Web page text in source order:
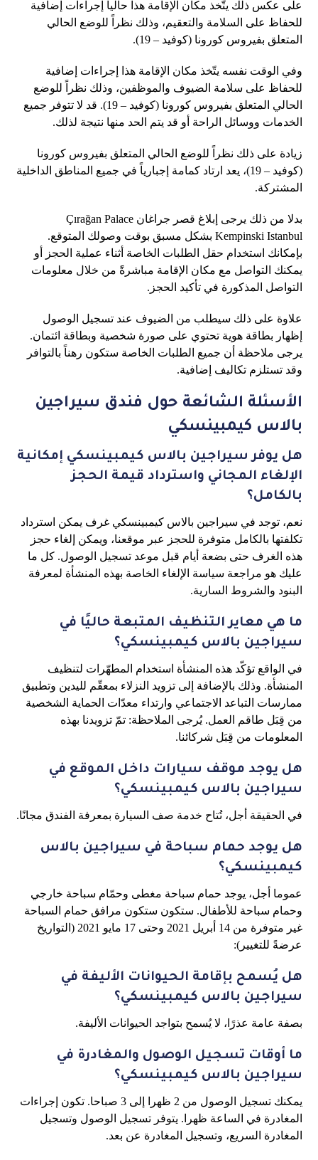
على عكس ذلك يتّخذ مكان الإقامة هذا حالياً إجراءات إضافية
للحفاظ على السلامة والتعقيم، وذلك نظراً للوضع الحالي
المتعلق بفيروس كورونا (كوفيد – 19).
وفي الوقت نفسه يتّخذ مكان الإقامة هذا إجراءات إضافية
للحفاظ على سلامة الضيوف والموظفين، وذلك نظراً للوضع
الحالي المتعلق بفيروس كورونا (كوفيد – 19). قد لا تتوفر جميع
الخدمات ووسائل الراحة أو قد يتم الحد منها نتيجة لذلك.
زيادة على ذلك نظراً للوضع الحالي المتعلق بفيروس كورونا
(كوفيد – 19)، يعد ارتاد كمامة إجبارياً في جميع المناطق الداخلية
المشتركة.
بدلا من ذلك يرجى إبلاغ قصر جراغان Çırağan Palace
Kempinski Istanbul بشكل مسبق بوقت وصولك المتوقع.
بإمكانك استخدام حقل الطلبات الخاصة أثناء عملية الحجز أو
يمكنك التواصل مع مكان الإقامة مباشرةًً من خلال معلومات
التواصل المذكورة في تأكيد الحجز.
علاوة على ذلك سيطلب من الضيوف عند تسجيل الوصول
إظهار بطاقة هوية تحتوي على صورة شخصية وبطاقة ائتمان.
يرجى ملاحظة أن جميع الطلبات الخاصة ستكون رهناً بالتوافر
وقد تستلزم تكاليف إضافية.
الأسئلة الشائعة حول فندق سيراجين
بالاس كيمبينسكي
هل يوفر سيراجين بالاس كيمبينسكي إمكانية
الإلغاء المجاني واسترداد قيمة الحجز
بالكامل؟
نعم، توجد في سيراجين بالاس كيمبينسكي غرف يمكن استرداد
تكلفتها بالكامل متوفرة للحجز عبر موقعنا، ويمكن إلغاء حجز
هذه الغرف حتى بضعة أيام قبل موعد تسجيل الوصول. كل ما
عليك هو مراجعة سياسة الإلغاء الخاصة بهذه المنشأة لمعرفة
البنود والشروط السارية.
ما هي معاير التنظيف المتبعة حاليًا في
سيراجين بالاس كيمبينسكي؟
في الواقع تؤكّد هذه المنشأة استخدام المطهّرات لتنظيف
المنشأة. وذلك بالإضافة إلى تزويد النزلاء بمعقّم لليدين وتطبيق
ممارسات التباعد الاجتماعي وارتداء معدّات الحماية الشخصية
من قِبَل طاقم العمل. يُرجى الملاحظة: تمّ تزويدنا بهذه
المعلومات من قِبَل شركائنا.
هل يوجد موقف سيارات داخل الموقع في
سيراجين بالاس كيمبينسكي؟
في الحقيقة أجل، تُتاح خدمة صف السيارة بمعرفة الفندق مجانًا.
هل يوجد حمام سباحة في سيراجين بالاس
كيمبينسكي؟
عموما أجل، يوجد حمام سباحة مغطى وحمّام سباحة خارجي
وحمام سباحة للأطفال. ستكون ستكون مرافق حمام السباحة
غير متوفرة من 14 أبريل 2021 وحتى 17 مايو 2021 (التواريخ
عرضةً للتغيير):
هل يُسمح بإقامة الحيوانات الأليفة في
سيراجين بالاس كيمبينسكي؟
بصفة عامة عذرًا، لا يُسمح بتواجد الحيوانات الأليفة.
ما أوقات تسجيل الوصول والمغادرة في
سيراجين بالاس كيمبينسكي؟
يمكنك تسجيل الوصول من 2 ظهرا إلى 3 صباحا. تكون إجراءات
المغادرة في الساعة ظهرا. يتوفر تسجيل الوصول وتسجيل
المغادرة السريع، وتسجيل المغادرة عن بعد.